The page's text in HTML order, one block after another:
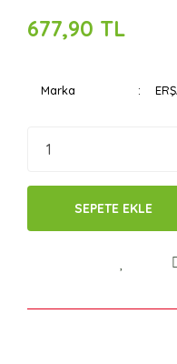
677,90 TL
Marka
SEPETE EKLE